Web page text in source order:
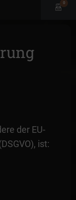
View
0
der EU-
ist: